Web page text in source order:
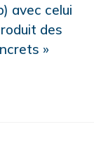
avec celui
des
»